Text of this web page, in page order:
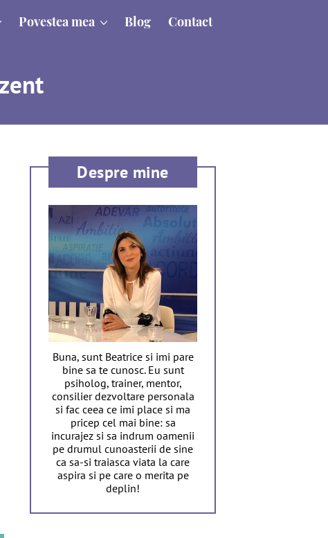
Povestea mea Blog Contact
Despre mine
Buna, sunt Beatrice si imi pare
bine sa te cunosc. Eu sunt
psiholog, trainer, mentor,
consilier dezvoltare personala
si fac ceea ce imi place si ma
pricep cel mai bine: sa
incurajez si sa indrum oamenii
pe drumul cunoasterii de sine
ca sa-si traiasca viata la care
aspira si pe care o merita pe
deplin!